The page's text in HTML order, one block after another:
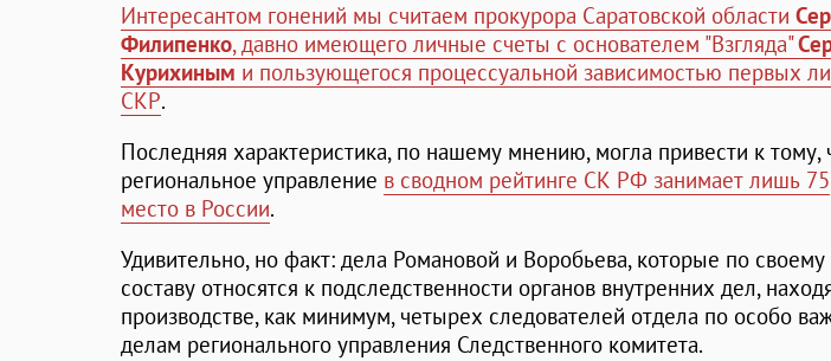
Интересантом гонений мы считаем прокурора Саратовской области
Филипенко, давно имеющего личные счеты с основателем "Взгляда"
Курихиным и пользующегося процессуальной зависимостью первых
СКР.
Последняя характеристика, по нашему мнению, могла привести к тому,
региональное управление в сводном рейтинге СК РФ занимает лишь 75
место в России.
Удивительно, но факт: дела Романовой и Воробьева, которые по своему
составу относятся к подследственности органов внутренних дел,
производстве, как минимум, четырех следователей отдела по особо
делам регионального управления Следственного комитета.